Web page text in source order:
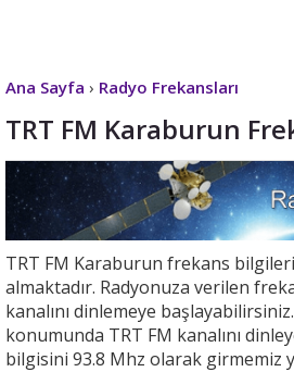
Ana Sayfa › Radyo Frekansları
TRT FM Karaburun
TRT FM Karaburun frekans bilgileri
almaktadır. Radyonuza verilen
kanalını dinlemeye
konumunda TRT FM kanalını
bilgisini 93.8 Mhz olarak girmemiz